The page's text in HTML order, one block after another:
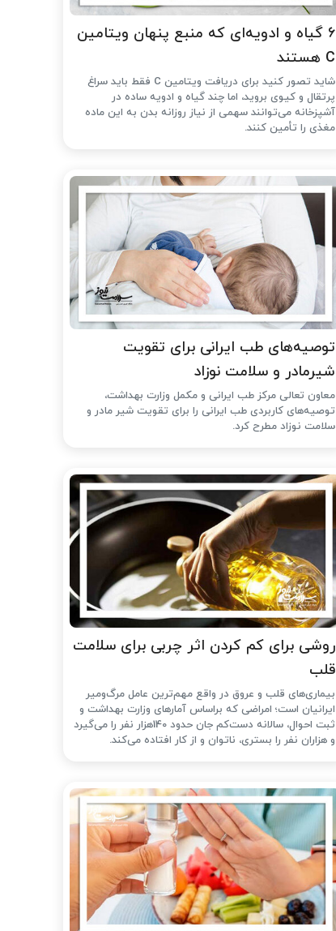
۶ گیاه و ادویه‌ای که منبع پنهان ویتامین
C هستند
شاید تصور کنید برای دریافت ویتامین C فقط باید سراغ
پرتقال و کیوی بروید، اما چند گیاه و ادویه ساده در
آشپزخانه می‌توانند سهمی از نیاز روزانه بدن به این ماده
مغذی را تأمین کنند.
توصیه‌های طب ایرانی برای تقویت
شیرمادر و سلامت نوزاد
معاون تعالی مرکز طب ایرانی و مکمل وزارت بهداشت،
توصیه‌های کاربردی طب ایرانی را برای تقویت شیر مادر و
سلامت نوزاد مطرح کرد.
روشی برای کم کردن اثر چربی برای سلامت
قلب
بیماری‌های قلب و عروق در واقع مهم‌ترین عامل مرگ‌ومیر
ایرانیان است؛ امراضی که براساس آمارهای وزارت بهداشت و
ثبت احوال، سالانه دست‌کم جان حدود 140هزار نفر را می‌گیرد
و هزاران نفر را بستری، ناتوان و از کار افتاده می‌کند.